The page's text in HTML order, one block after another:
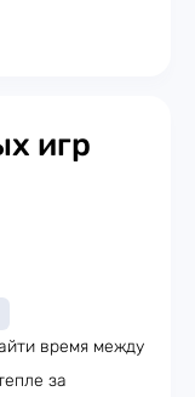
игр
время между
за